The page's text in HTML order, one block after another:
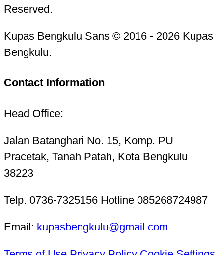
Reserved.
Kupas Bengkulu Sans © 2016 - 2026 Kupas
Bengkulu.
Contact Information
Head Office:
Jalan Batanghari No. 15, Komp. PU
Pracetak, Tanah Patah, Kota Bengkulu
38223
Telp. 0736-7325156 Hotline 085268724987
Email: kupasbengkulu@gmail.com